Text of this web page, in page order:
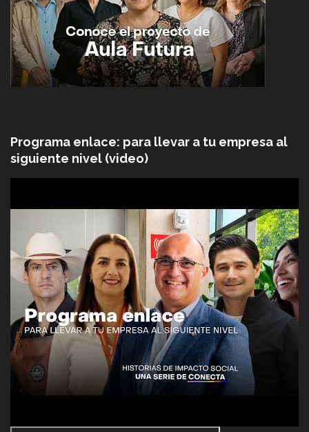
Programa enlace: para llevar a tu empresa al
siguiente nivel (video)